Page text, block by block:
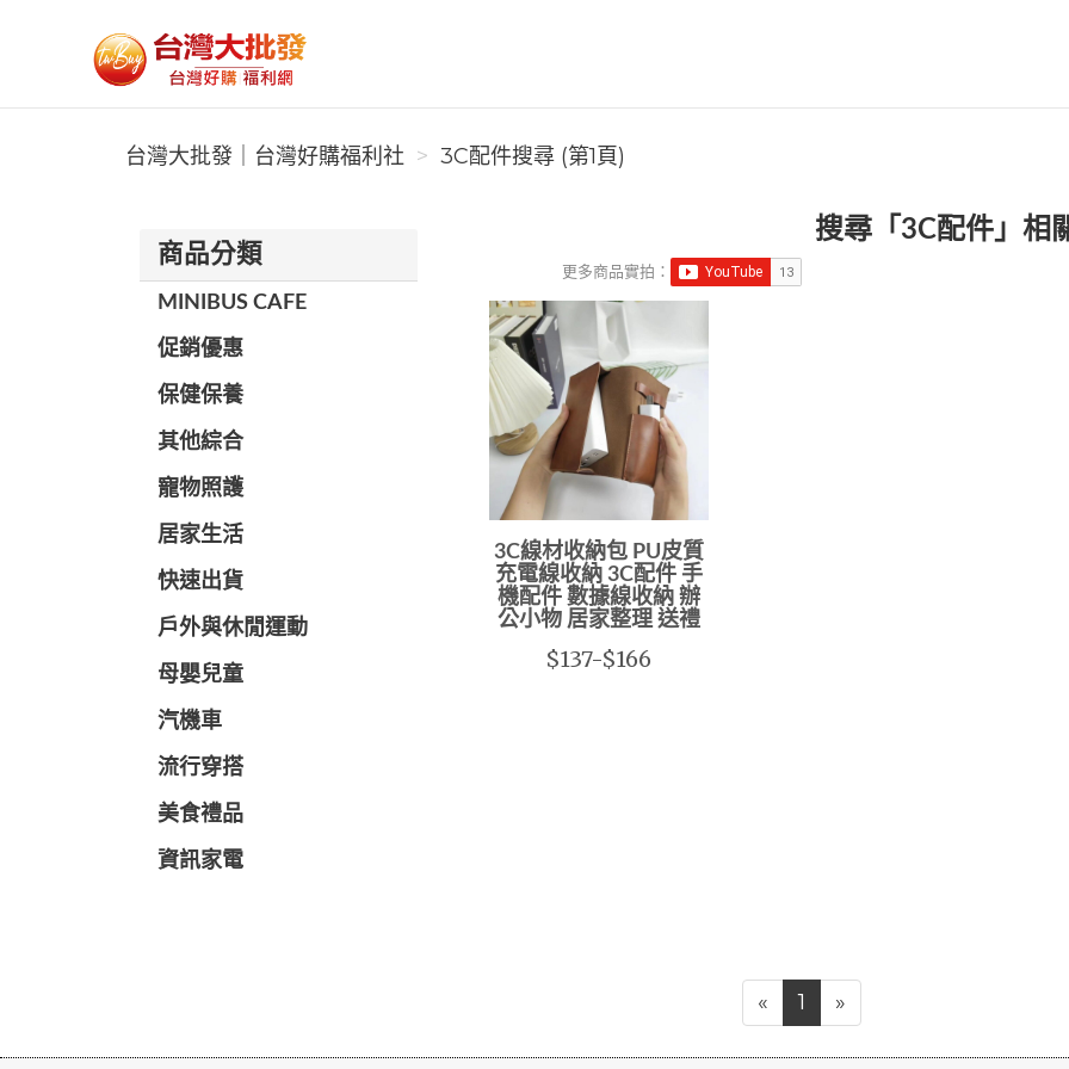
台灣大批發｜台灣好購福利社
台灣大批發｜台灣好購福利社 3C配件搜尋 (第1頁)
商品分類
MINIBUS CAFE
促銷優惠
保健保養
其他綜合
寵物照護
居家生活
快速出貨
戶外與休閒運動
母嬰兒童
汽機車
流行穿搭
美食禮品
資訊家電
搜尋「3C配件」相
更多商品實拍：
3C線材收納包 PU皮質
充電線收納 3C配件 手
機配件 數據線收納 辦
公小物 居家整理 送禮
$137-$166
« 1 »